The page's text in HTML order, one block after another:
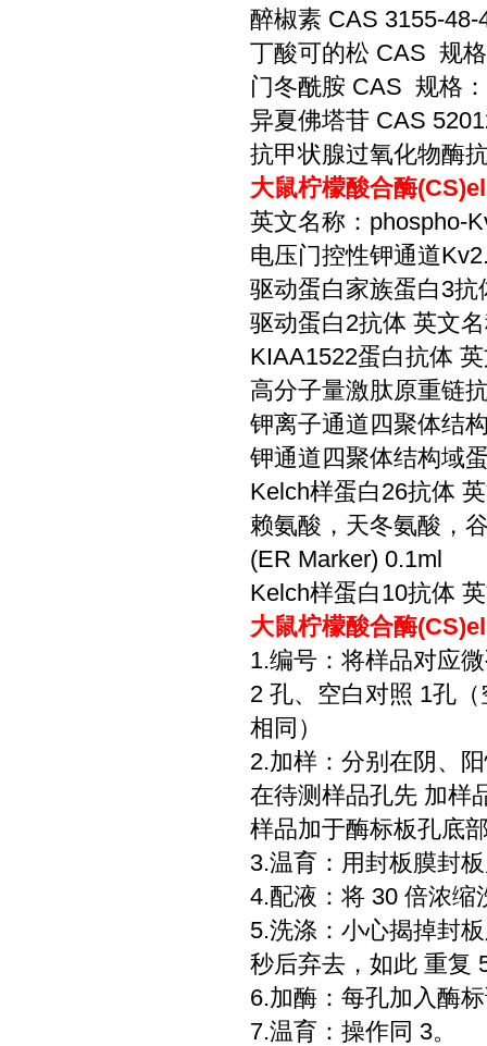
醉椒素 CAS 3155-
丁酸可的松 CAS 规
门冬酰胺 CAS 规格
异夏佛塔苷 CAS
抗甲状腺过氧化物酶
大鼠柠檬酸合酶
英文名称：phospho-
电压门控性钾通道
驱动蛋白家族蛋白3
驱动蛋白2抗体 英文
KIAA1522蛋白抗体
高分子量激肽原重链
钾离子通道四聚体结
钾通道四聚体结构域
Kelch样蛋白26抗体
赖氨酸，天冬氨酸，
(ER Marker) 0.1ml
Kelch样蛋白10抗体
大鼠柠檬酸合酶
1.编号：将样品对应
2 孔、空白对照 1孔
相同）
2.加样：分别在阴、
在待测样品孔先 加样
样品加于酶标板孔底
3.温育：用封板膜封
4.配液：将 30 倍浓缩
5.洗涤：小心揭掉封
秒后弃去，如此 重复
6.加酶：每孔加入酶
7.温育：操作同 3。